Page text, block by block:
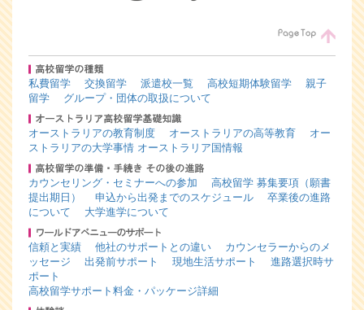
私費留学 交換留学 派遣校一覧 高校短期体験留学
親子
留学
グループ・団体の取扱について
オーストラリアの教育制度 オーストラリアの高等教育
オー
ストラリアの大学事情 オーストラリア国情報
カウンセリング・セミナーへの参加
高校留学 募集要項（願書
提出期日）
申込から出発までのスケジュール
卒業後の進路
について
大学進学について
信頼と実績 他社のサポートとの違い
カウンセラーからのメ
ッセージ
出発前サポート 現地生活サポート
進路選択時サ
ポート
高校留学サポート料金・パッケージ詳細